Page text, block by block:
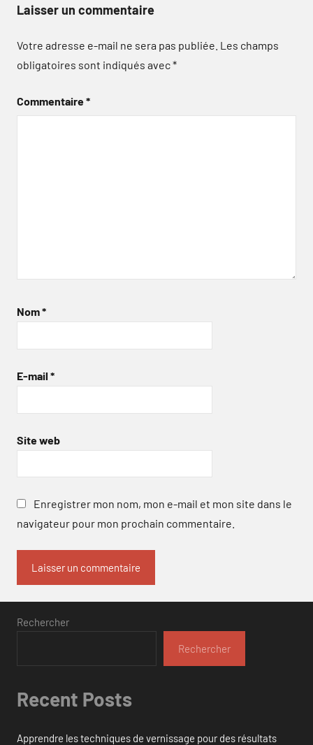
Laisser un commentaire
Votre adresse e-mail ne sera pas publiée. Les champs
obligatoires sont indiqués avec*
Commentaire*
Nom*
E-mail *
Site web
Enregistrer mon nom, mon e-mail et mon site dans le
navigateur pour mon prochain commentaire.
Rechercher
Rechercher
Recent Posts
Apprendre les techniques de vernissage pour des résultats